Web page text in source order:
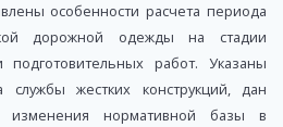
особенности расчета периода
дорожной одежды на стадии
работ. Указаны
жестких конструкций, дан
изменения нормативной базы в